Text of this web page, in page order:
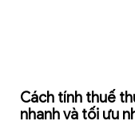
Cách tính thuế
nhanh và tối ưu